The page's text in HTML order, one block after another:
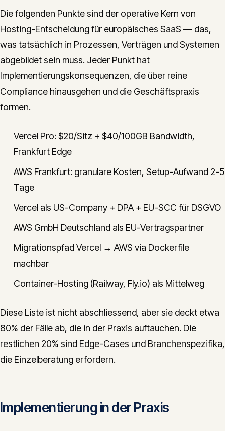
Die folgenden Punkte sind der operative Kern von
Hosting-Entscheidung für europäisches SaaS — das,
was tatsächlich in Prozessen, Verträgen und Systemen
abgebildet sein muss. Jeder Punkt hat
Implementierungskonsequenzen, die über reine
Compliance hinausgehen und die Geschäftspraxis
formen.
Vercel Pro: $20/Sitz + $40/100GB Bandwidth,
Frankfurt Edge
AWS Frankfurt: granulare Kosten, Setup-Aufwand 2-5
Tage
Vercel als US-Company + DPA + EU-SCC für DSGVO
AWS GmbH Deutschland als EU-Vertragspartner
Migrationspfad Vercel → AWS via Dockerfile
machbar
Container-Hosting (Railway, Fly.io) als Mittelweg
Diese Liste ist nicht abschliessend, aber sie deckt etwa
80% der Fälle ab, die in der Praxis auftauchen. Die
restlichen 20% sind Edge-Cases und Branchenspezifika,
die Einzelberatung erfordern.
Implementierung in der Praxis